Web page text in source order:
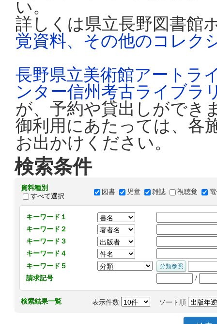
い。
詳しくは県立長野図書館
覚資料、その他のコレク
長野県立美術館アートラ
ンター信州考古ライブラ
が、予約や貸出しができ
御利用にあたっては、各
お出かけください。
検索条件
資料種別
すべて選択
図書 児童 雑誌 視聴覚
キーワード１
キーワード２
キーワード３
キーワード４
キーワード５
請求記号
/
検索結果一覧 表示件数 ソート順